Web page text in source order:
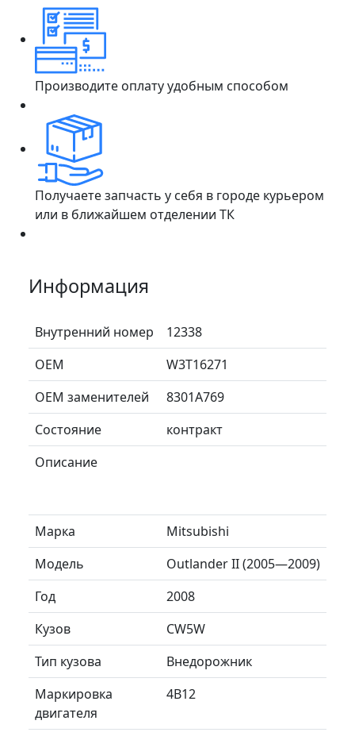
Производите оплату удобным способом
Получаете запчасть у себя в городе курьером
или в ближайшем отделении ТК
Информация
Внутренний номер
12338
ОЕМ
W3T16271
ОЕМ заменителей
8301A769
Состояние
контракт
Описание
Марка
Mitsubishi
Модель
Outlander II (2005—2009)
Год
2008
Кузов
CW5W
Тип кузова
Внедорожник
Маркировка
двигателя
4B12